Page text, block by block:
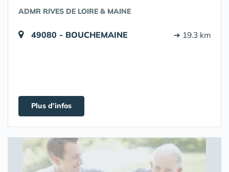
ADMR RIVES DE LOIRE & MAINE
49080 - BOUCHEMAINE ➔ 19.3 km
Plus d'infos